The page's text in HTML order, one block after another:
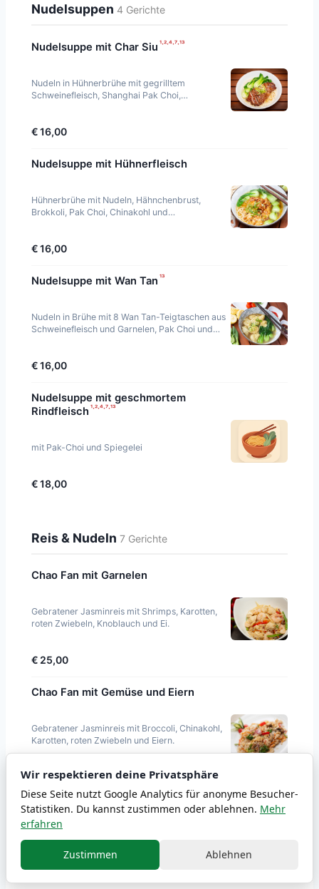
Nudelsuppen 4 Gerichte
Nudelsuppe mit Char Siu ¹·²·⁴·⁷·¹³
Nudeln in Hühnerbrühe mit gegrilltem
Schweinefleisch, Shanghai Pak Choi,
€ 16,00
Nudelsuppe mit Hühnerfleisch
Hühnerbrühe mit Nudeln, Hähnchenbrust,
Brokkoli, Pak Choi, Chinakohl und
€ 16,00
Nudelsuppe mit Wan Tan ¹³
Nudeln in Brühe mit 8 Wan Tan-Teigtaschen aus
Schweinefleisch und Garnelen, Pak Choi und
€ 16,00
Nudelsuppe mit geschmortem
Rindfleisch ¹·²·⁴·⁷·¹³
mit Pak-Choi und Spiegelei
€ 18,00
Reis & Nudeln 7 Gerichte
Chao Fan mit Garnelen
Gebratener Jasminreis mit Shrimps, Karotten,
roten Zwiebeln, Knoblauch und Ei.
€ 25,00
Chao Fan mit Gemüse und Eiern
Gebratener Jasminreis mit Broccoli, Chinakohl,
Karotten, roten Zwiebeln und Eiern.
€ 18,00
Chao Fan mit Hühnerfleisch
Gebratener Jasminreis mit Hähnchenbrust,
Chinakohl, Karotten, Eiern und roten Zwiebeln.
Wir respektieren deine Privatsphäre
Diese Seite nutzt Google Analytics für anonyme Besucher-
Statistiken. Du kannst zustimmen oder ablehnen. Mehr
erfahren
Zustimmen Ablehnen